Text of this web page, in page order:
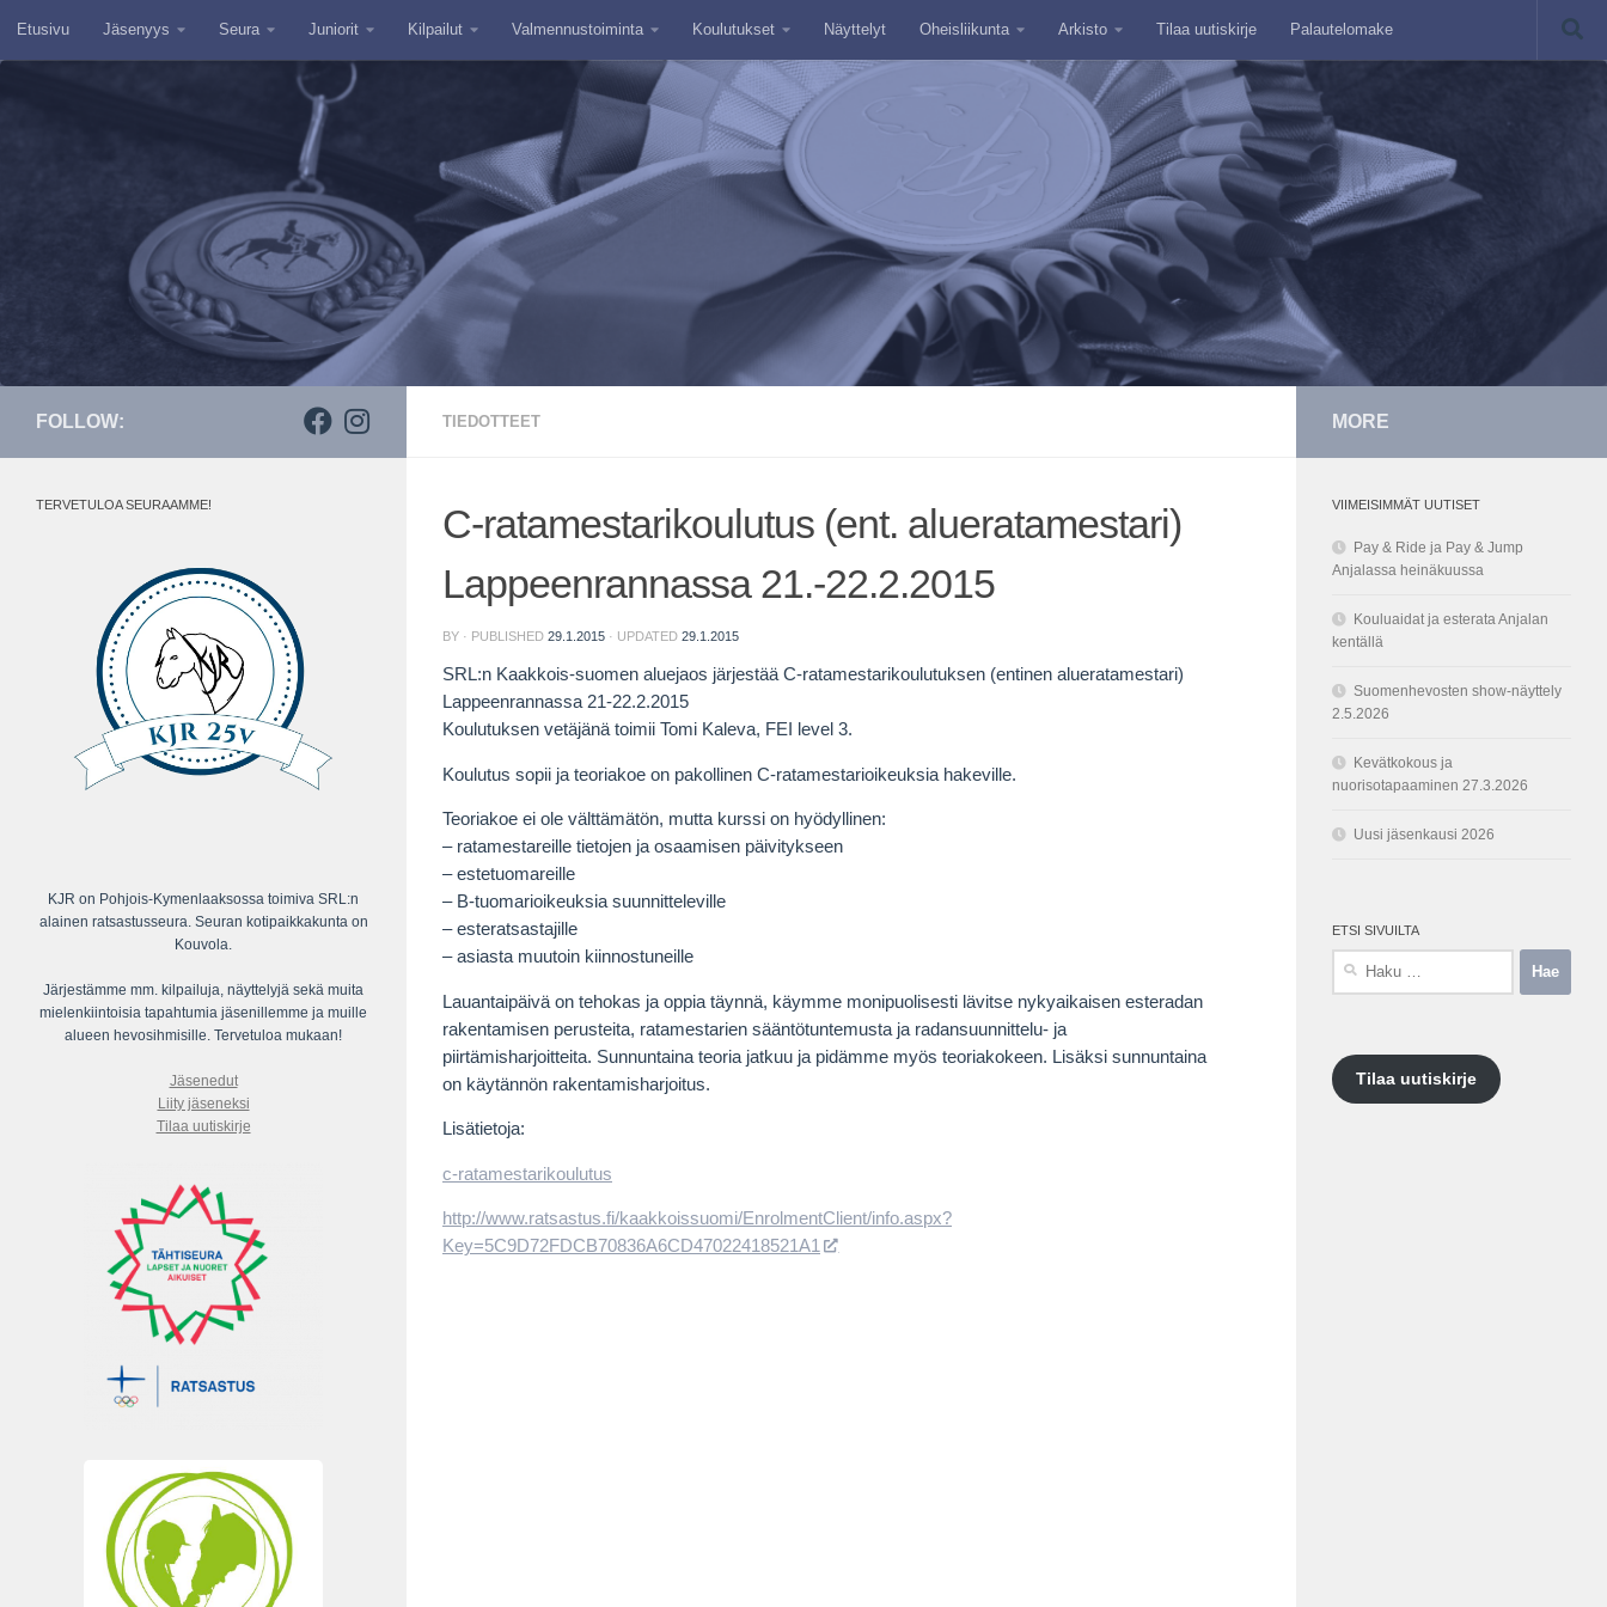
Skip to content
Etusivu Jäsenyys Seura Juniorit Kilpailut Valmennustoiminta Koulutukset Näyttelyt Oheisliikunta Arkisto Tilaa uutiskirje Palautelomake
TIEDOTTEET
C-ratamestarikoulutus (ent. alueratamestari)
Lappeenrannassa 21.-22.2.2015
BY · PUBLISHED 29.1.2015 · UPDATED 29.1.2015
SRL:n Kaakkois-suomen aluejaos järjestää C-ratamestarikoulutuksen (entinen alueratamestari)
Lappeenrannassa 21-22.2.2015
Koulutuksen vetäjänä toimii Tomi Kaleva, FEI level 3.
Koulutus sopii ja teoriakoe on pakollinen C-ratamestarioikeuksia hakeville.
Teoriakoe ei ole välttämätön, mutta kurssi on hyödyllinen:
– ratamestareille tietojen ja osaamisen päivitykseen
– estetuomareille
– B-tuomarioikeuksia suunnitteleville
– esteratsastajille
– asiasta muutoin kiinnostuneille
Lauantaipäivä on tehokas ja oppia täynnä, käymme monipuolisesti lävitse nykyaikaisen esteradan
rakentamisen perusteita, ratamestarien sääntötuntemusta ja radansuunnittelu- ja
piirtämisharjoitteita. Sunnuntaina teoria jatkuu ja pidämme myös teoriakokeen. Lisäksi sunnuntaina
on käytännön rakentamisharjoitus.
Lisätietoja:
c-ratamestarikoulutus
http://www.ratsastus.fi/kaakkoissuomi/EnrolmentClient/info.aspx?
Key=5C9D72FDCB70836A6CD47022418521A1
FOLLOW:
TERVETULOA SEURAAMME!
KJR on Pohjois-Kymenlaaksossa toimiva SRL:n
alainen ratsastusseura. Seuran kotipaikkakunta on
Kouvola.
Järjestämme mm. kilpailuja, näyttelyjä sekä muita
mielenkiintoisia tapahtumia jäsenillemme ja muille
alueen hevosihmisille. Tervetuloa mukaan!
Jäsenedut
Liity jäseneksi
Tilaa uutiskirje
MORE
VIIMEISIMMÄT UUTISET
Pay & Ride ja Pay & Jump
Anjalassa heinäkuussa
Kouluaidat ja esterata Anjalan
kentällä
Suomenhevosten show-näyttely
2.5.2026
Kevätkokous ja
nuorisotapaaminen 27.3.2026
Uusi jäsenkausi 2026
ETSI SIVUILTA
Tilaa uutiskirje